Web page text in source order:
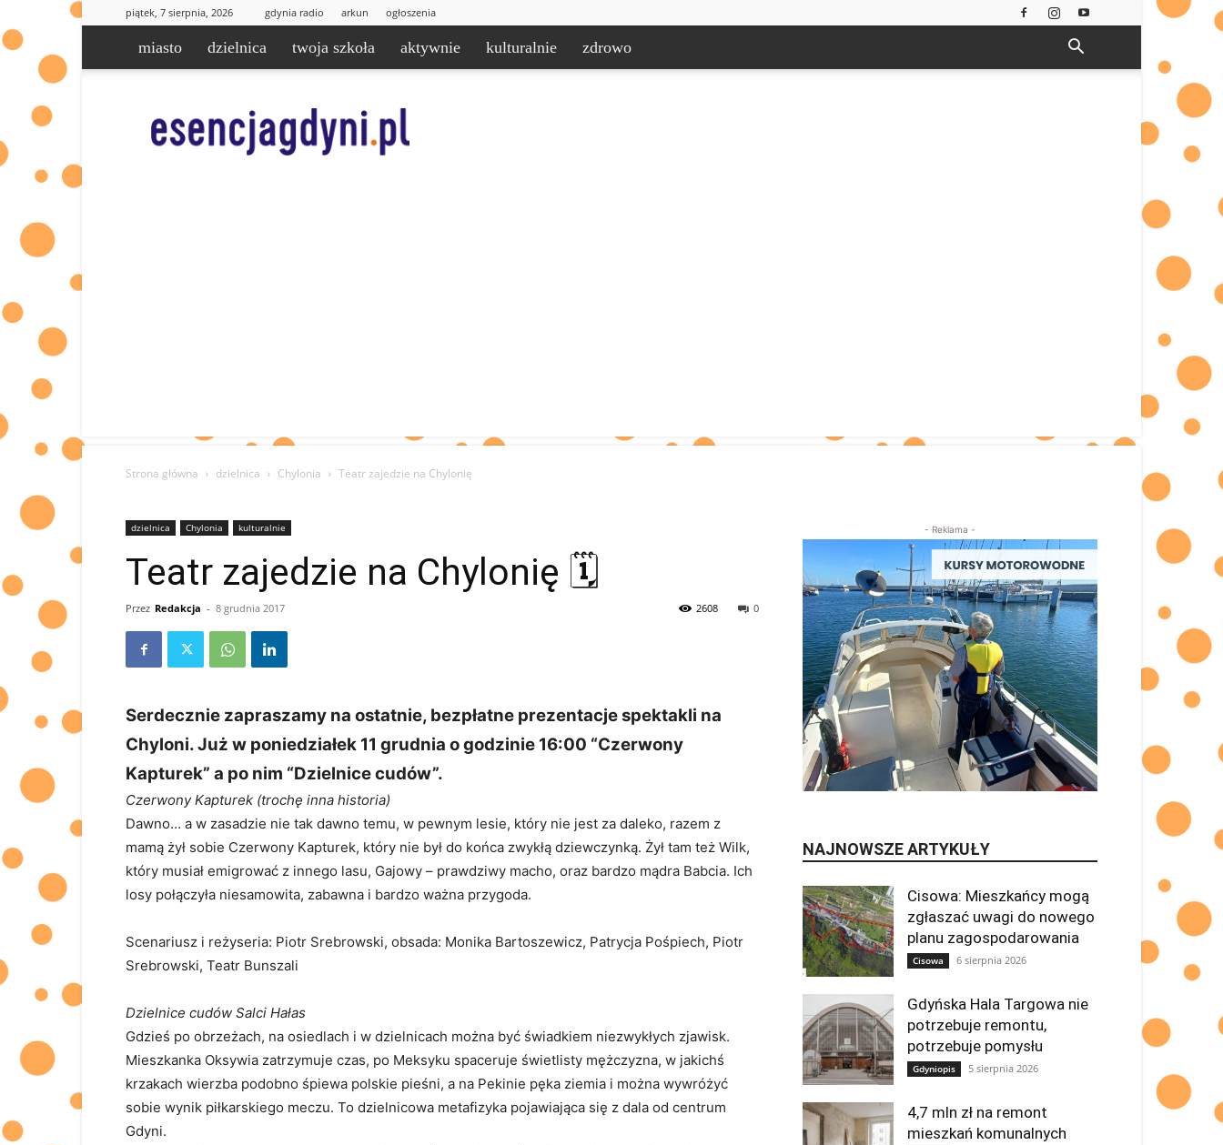
piątek, 7 sierpnia, 2026 gdynia radio arkun ogłoszenia
miasto dzielnica twoja szkoła aktywnie kulturalnie zdrowo
|
informacje
Strona główna dzielnica Chylonia Teatr zajedzie na Chylonię
dzielnica Chylonia kulturalnie
Teatr zajedzie na Chylonię 🗓
Przez Redakcja - 8 grudnia 2017 0
2608
Serdecznie zapraszamy na ostatnie, bezpłatne prezentacje spektakli na
Chyloni. Już w poniedziałek 11 grudnia o godzinie 16:00 “Czerwony
Kapturek” a po nim “Dzielnice cudów”.
Czerwony Kapturek (trochę inna historia)
Dawno… a w zasadzie nie tak dawno temu, w pewnym lesie, który nie jest za daleko, razem z
mamą żył sobie Czerwony Kapturek, który nie był do końca zwykłą dziewczynką. Żył tam też Wilk,
który musiał emigrować z innego lasu, Gajowy – prawdziwy macho, oraz bardzo mądra Babcia. Ich
losy połączyła niesamowita, zabawna i bardzo ważna przygoda.
Scenariusz i reżyseria: Piotr Srebrowski, obsada: Monika Bartoszewicz, Patrycja Pośpiech, Piotr
Srebrowski, Teatr Bunszali
Dzielnice cudów Salci Hałas
Gdzieś po obrzeżach, na osiedlach i w dzielnicach można być świadkiem niezwykłych zjawisk.
Mieszkanka Oksywia zatrzymuje czas, po Meksyku spaceruje świetlisty mężczyzna, w jakichś
krzakach wierzba podobno śpiewa polskie pieśni, a na Pekinie pęka ziemia i można wywróżyć
sobie wynik piłkarskiego meczu. To dzielnicowa metafizyka pojawiająca się z dala od centrum
Gdyni.
- Reklama -
NAJNOWSZE ARTYKUŁY
Cisowa: Mieszkańcy mogą
zgłaszać uwagi do nowego
planu zagospodarowania
Cisowa 6 sierpnia 2026
Gdyńska Hala Targowa nie
potrzebuje remontu,
potrzebuje pomysłu
Gdyniopis 5 sierpnia 2026
4,7 mln zł na remont
mieszkań komunalnych